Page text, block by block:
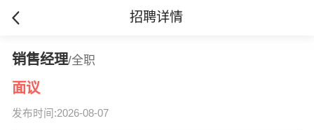
招聘详情
销售经理/全职
面议
发布时间:2026-08-07